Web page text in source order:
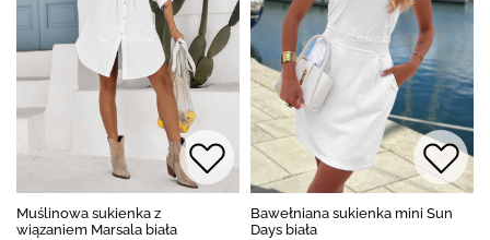
Muślinowa sukienka z
wiązaniem Marsala biała
Bawełniana sukienka mini Sun
Days biała